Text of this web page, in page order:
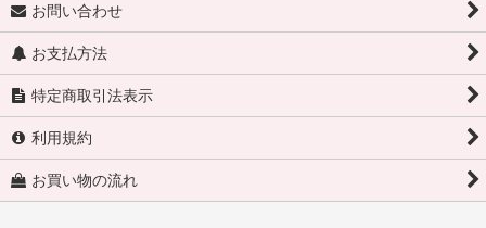
お問い合わせ
お支払方法
特定商取引法表示
利用規約
お買い物の流れ